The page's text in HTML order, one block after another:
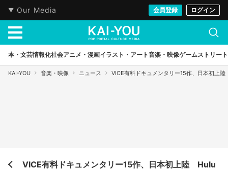
Our Media 会員登録 ログイン
本・文芸情報化社会アニメ・漫画イラスト・アート音楽・映像ゲームストリート
KAI-YOU 音楽・映像 ニュース VICE有料ドキュメンタリー15作、日本初上
VICE有料ドキュメンタリー15作、日本初上陸 Hulu